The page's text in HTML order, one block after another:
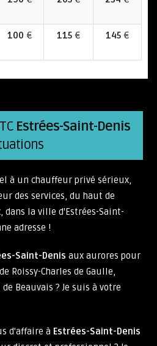
100 € 115€ 145€
Estrées-Saint-Denis
à un chauffeur privé sérieux,
des services, du haut de
la ville d'Estrées-Saint-
adresse !
Saint-Denis aux aurores pour
Roissy-Charles de Gaulle,
Beauvais ? Je suis à votre
d'affaire à Estrées-Saint-Denis